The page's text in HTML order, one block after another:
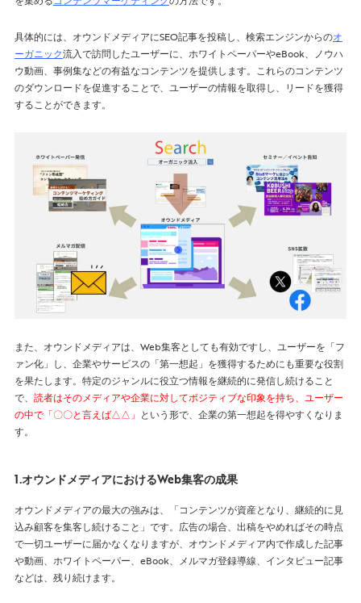
具体的には、オウンドメディアにSEO記事を投稿し、検索エンジンからのオ
ーガニック流入で訪問したユーザーに、ホワイトペーパーやeBook、ノウハ
ウ動画、事例集などの有益なコンテンツを提供します。これらのコンテンツ
のダウンロードを促進することで、ユーザーの情報を取得し、リードを獲得
することができます。
また、オウンドメディアは、Web集客としても有効ですし、ユーザーを「フ
ァン化」し、企業やサービスの「第一想起」を獲得するためにも重要な役割
を果たします。特定のジャンルに役立つ情報を継続的に発信し続けること
で、 読者はそのメディアや企業に対してポジティブな印象を持ち、ユーザー
の中で「〇〇と言えば△△」 という形で、企業の第一想起を得やすくなりま
す。
1.オウンドメディアにおけるWeb集客の成果
オウンドメディアの最大の強みは、「コンテンツが資産となり、継続的に見
込み顧客を集客し続けること」です。広告の場合、出稿をやめればその時点
で一切ユーザーに届かなくなりますが、オウンドメディア内で作成した記事
や動画、ホワイトペーパー、eBook、メルマガ登録導線、インタビュー記事
などは、残り続けます。